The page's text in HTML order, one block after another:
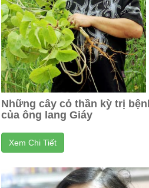
Những cây cỏ thần kỳ trị
của ông lang Giáy
Xem Chi Tiết